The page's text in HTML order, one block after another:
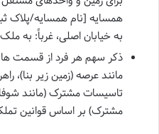
همسایه [نام همسایه/پلاک
به خیابان اصلی، غرباً: به
ذکر سهم هر فرد از قسمت
مانند عرصه (زمین زیر بنا)،
تاسیسات مشترک (مانند
مشترک) بر اساس قوانین تملک